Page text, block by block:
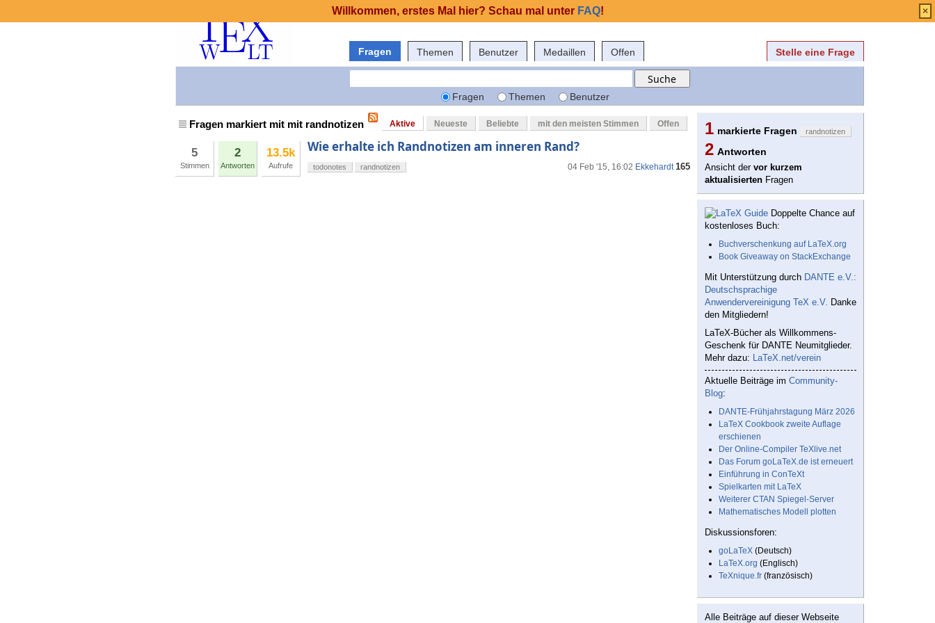
Fragen Themen Benutzer Medaillen Offen Stelle eine Frage
Fragen Themen Benutzer
Fragen markiert mit mit randnotizen Aktive Neueste Beliebte mit den meisten Stimmen Offen
5
Stimmen
2
Antworten
13.5k
Aufrufe
Wie erhalte ich Randnotizen am inneren Rand?
04 Feb '15, 16:02 Ekkehardt 165
todonotes randnotizen
1 markierte Fragen randnotizen
2 Antworten
Ansicht der vor kurzem
aktualisierten Fragen
Doppelte Chance auf
kostenloses Buch:
Buchverschenkung auf LaTeX.org
Book Giveaway on StackExchange
Mit Unterstützung durch DANTE e.V.:
Deutschsprachige
Anwendervereinigung TeX e.V. Danke
den Mitgliedern!
LaTeX-Bücher als Willkommens-
Geschenk für DANTE Neumitglieder.
Mehr dazu: LaTeX.net/verein
Aktuelle Beiträge im Community-
Blog:
DANTE-Frühjahrstagung März 2026
LaTeX Cookbook zweite Auflage
erschienen
Der Online-Compiler TeXlive.net
Das Forum goLaTeX.de ist erneuert
Einführung in ConTeXt
Spielkarten mit LaTeX
Weiterer CTAN Spiegel-Server
Mathematisches Modell plotten
Diskussionsforen:
goLaTeX (Deutsch)
LaTeX.org (Englisch)
TeXnique.fr (französisch)
Alle Beiträge auf dieser Webseite
Willkommen, erstes Mal hier? Schau mal unter FAQ! ×